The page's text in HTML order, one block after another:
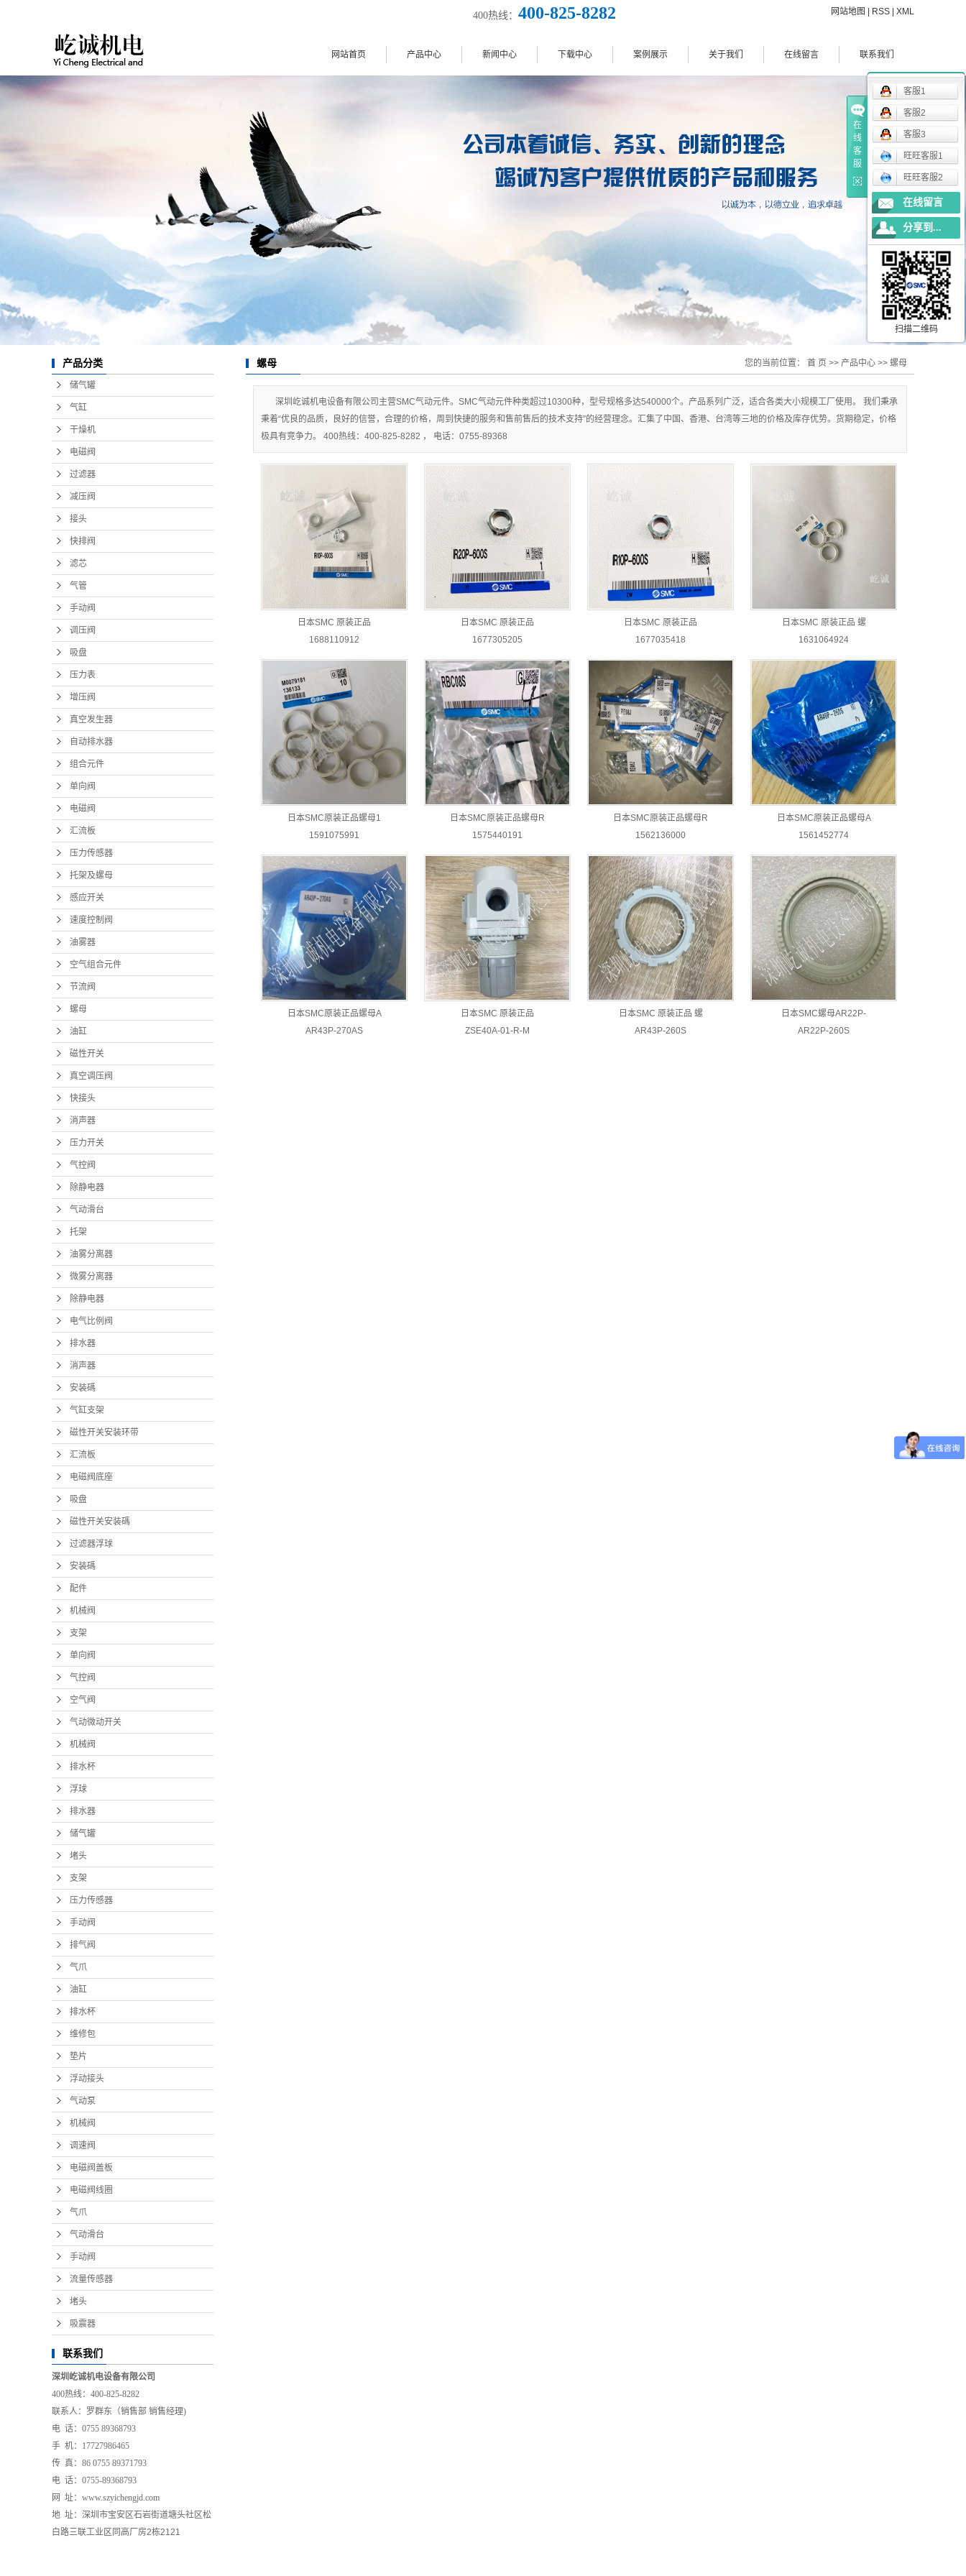
400热线： 400-825-8282 网站地图 RSS XML
网站首页
产品中心
增压阀
真空发生器
电磁阀
汇流板
压力传感器
托架及螺母
空气组合元件
真空调压阀
压力开关
气控阀
除静电器
气动滑台
托架
油雾分离器
微雾分离器
除静电器
电气比例阀
气缸支架
磁性开关安装环带
汇流板
电磁阀底座
吸盘
磁性开关安装碼
过滤器浮球
安装碼
配件
新闻中心
公司新闻
下载中心
排水器
油雾/微雾分离器
油雾器
气罐
SMC调压阀
案例展示
关于我们
在线留言 联系我们
产品分类
储气罐
气缸
干燥机
电磁阀
过滤器
减压阀
接头
快排阀
滤芯
气管
手动阀
调压阀
吸盘
压力表
增压阀
真空发生器
自动排水器
组合元件
单向阀
电磁阀
汇流板
压力传感器
托架及螺母
感应开关
速度控制阀
油雾器
空气组合元件
节流阀
螺母
油缸
磁性开关
真空调压阀
快接头
消声器
压力开关
气控阀
除静电器
气动滑台
托架
油雾分离器
微雾分离器
除静电器
电气比例阀
排水器
消声器
安装碼
气缸支架
磁性开关安装环带
汇流板
电磁阀底座
吸盘
磁性开关安装碼
过滤器浮球
安装碼
配件
机械阀
支架
单向阀
气控阀
空气阀
气动微动开关
机械阀
排水杯
浮球
排水器
储气罐
堵头
支架
压力传感器
手动阀
排气阀
气爪
油缸
排水杯
维修包
垫片
浮动接头
气动泵
机械阀
调速阀
电磁阀盖板
电磁阀线圈
气爪
气动滑台
手动阀
流量传感器
堵头
吸震器
联系我们
深圳屹诚机电设备有限公司
400热线：400-825-8282
联系人：罗群东（销售部 销售经理)
电 话：0755 89368793
手 机：17727986465
传 真：86 0755 89371793
电 话：0755-89368793
网 址：www.szyichengjd.com
地 址： 深圳市宝安区石岩街道塘头社区松
白路三联工业区同高厂房2栋2121
螺母 您的当前位置： 首 页 >> 产品中心 >> 螺母
深圳屹诚机电设备有限公司主营SMC气动元件。SMC气动元件种类超过10300种，型号规格多达540000个。产品系列广泛，适合各类大小规模工厂使用。 我们秉承
秉着“优良的品质，良好的信誉，合理的价格，周到快捷的服务和售前售后的技术支持”的经营理念。汇集了中国、香港、台湾等三地的价格及库存优势。货期稳定，价格
极具有竞争力。 400热线：400-825-8282 ， 电话：0755-89368
日本SMC 原装正品
1688110912
日本SMC 原装正品
1677305205
日本SMC 原装正品
1677035418
日本SMC 原装正品 螺
1631064924
日本SMC原装正品螺母1
1591075991
日本SMC原装正品螺母R
1575440191
日本SMC原装正品螺母R
1562136000
日本SMC原装正品螺母A
1561452774
日本SMC原装正品螺母A
AR43P-270AS
日本SMC 原装正品
ZSE40A-01-R-M
日本SMC 原装正品 螺
AR43P-260S
日本SMC螺母AR22P-
AR22P-260S
在
线
客
服
客服1
客服2
客服3
旺旺客服1
旺旺客服2
在线留言
分享到...
扫描二维码